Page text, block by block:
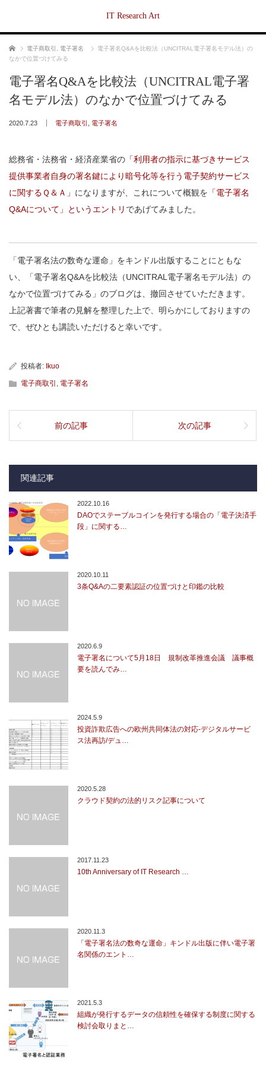
IT Research Art
ホーム 電子商取引 電子署名
電子署名Q&Aを比較法（UNCITRAL電子署名モデル法）の
なかで位置づけてみる
電子署名Q&Aを比較法（UNCITRAL電子署
名モデル法）のなかで位置づけてみる
2020.7.23 電子商取引 電子署名
総務省・法務省・経済産業省の 「利用者の指示に基づきサービス
提供事業者自身の署名鍵により暗号化等を行う電子契約サービス
に関するＱ＆Ａ」 になりますが、これについて概観を 「電子署名
Q&Aについて」というエントリ であげてみました。
「電子署名法の数奇な運命」をキンドル出版することにともな
い、「電子署名Q&Aを比較法（UNCITRAL電子署名モデル法）の
なかで位置づけてみる」のブログは、撤回させていただきます。
上記著書で筆者の見解を整理した上で、明らかにしておりますの
で、ぜひとも講読いただけると幸いです。
投稿者: Ikuo
電子商取引 , 電子署名
前の記事 次の記事
関連記事
2022.10.16
DAOでステーブルコインを発行する場合の「電子決済手
段」に関する…
2020.10.11
3条Q&Aの二要素認証の位置づけと印鑑の比較
2020.6.9
電子署名について5月18日 規制改革推進会議 議事概
要を読んでみ…
2024.5.9
投資詐欺広告への欧州共同体法の対応-デジタルサービ
ス法再訪/デュ…
2020.5.28
クラウド契約の法的リスク記事について
2017.11.23
10th Anniversary of IT Research …
2020.11.3
「電子署名法の数奇な運命」キンドル出版に伴い電子署
名関係のエント…
2021.5.3
組織が発行するデータの信頼性を確保する制度に関する
検討会取りまと…